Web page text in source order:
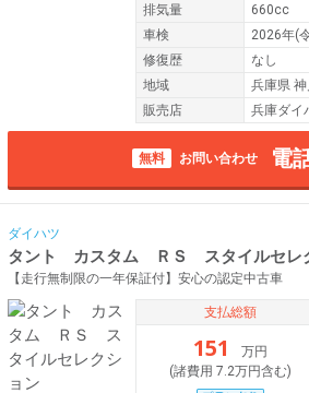
排気量
660cc
車検
2026年(
修復歴
なし
地域
兵庫県
販売店
兵庫ダイ
無料 お問い合わせ 電
ダイハツ
タント カスタム ＲＳ スタイルセレ
【走行無制限の一年保証付】安心の認定中古車
支払総額
151
万円
(諸費用 7.2万円含む)